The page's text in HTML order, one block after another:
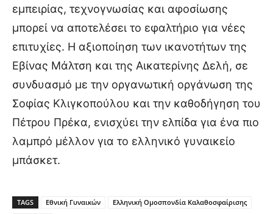
εμπειρίας, τεχνογνωσίας και αφοσίωσης
μπορεί να αποτελέσει το εφαλτήριο για νέες
επιτυχίες. Η αξιοποίηση των ικανοτήτων της
Εβίνας Μάλτση και της Αικατερίνης Δελή, σε
συνδυασμό με την οργανωτική οργάνωση της
Σοφίας Κλιγκοπούλου και την καθοδήγηση του
Πέτρου Πρέκα, ενισχύει την ελπίδα για ένα πιο
λαμπρό μέλλον για το ελληνικό γυναικείο
μπάσκετ.
TAGS Εθνική Γυναικών
Ελληνική Ομοσπονδία Καλαθοσφαίρισης